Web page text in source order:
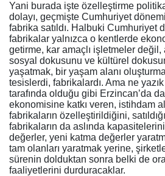
Yani burada işte özelleştirme
dolayı, geçmişte Cumhuriyet
fabrika satıldı. Halbuki Cumhuriyet
fabrikalar yalnızca o kentlerde
getirme, kar amaçlı işletmeler değil,
sosyal dokusunu ve kültürel
yaşatmak, bir yaşam alanı
tesislerdi, fabrikalardı. Ama ne
tarafında olduğu gibi Erzincan’da
ekonomisine katkı veren, istihdam
fabrikaların özelleştirildiğini,
fabrikaların da aslında
değerler, yeni katma değerler
tam olanları yaratmak yerine,
sürenin dolduktan sonra belki de
faaliyetlerini durduracaklar.